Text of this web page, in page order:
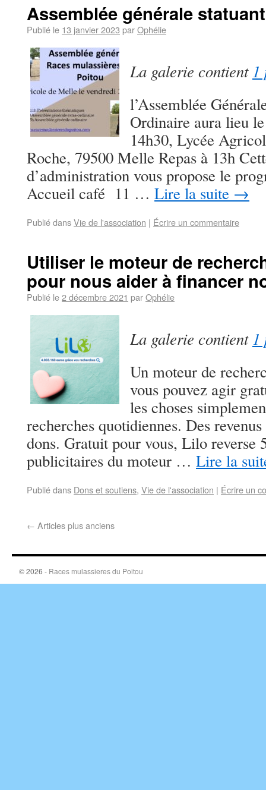
Assemblée générale
Publié le 13 janvier 2023 parOphélie
La galerie contient 1
l’Assemblée
Ordinaire aura lieu
14h30, Lycée
Roche, 79500 Melle Repas à 13h
d’administration vous propose le
Accueil café 11 … Lire la suite →
Publié dansVie de l'association | Écrire un commentaire
Utiliser le moteur de
pour nous aider à financer
Publié le2 décembre 2021 parOphélie
La galerie contient 1
Un moteur de
vous pouvez agir
les choses
recherches quotidiennes. Des
dons. Gratuit pour vous, Lilo reverse
publicitaires du moteur … Lire la
Publié dans Dons et soutiens, Vie de l'association | Écrire un
← Articles plus anciens
© 2026 - Races mulassieres du Poitou